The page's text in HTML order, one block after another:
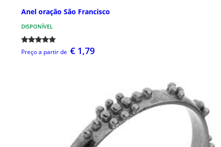
Anel oração São Francisco
DISPONÍVEL
Preço a partir de € 1,79